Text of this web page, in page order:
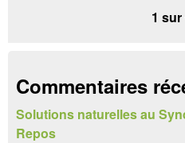
e
r
1 sur
Commentaires
Solutions naturelles au
Repos